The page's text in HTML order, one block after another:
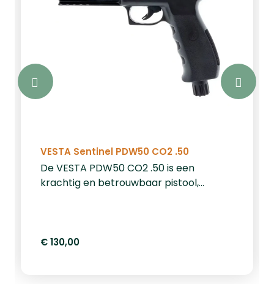
VESTA Sentinel PDW50 CO2 .50
De VESTA PDW50 CO2 .50 is een
krachtig en betrouwbaar pistool,
met .50 kaliber ballen, biedt dit pistool
€ 130,00